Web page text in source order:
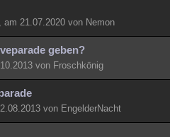
Alle Neue Geschlossen
am 21.07.2020 von Nemon
geben?
von Froschkönig
von EngelderNacht